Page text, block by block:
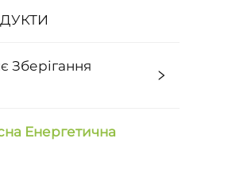
Зберігання
Енергетична